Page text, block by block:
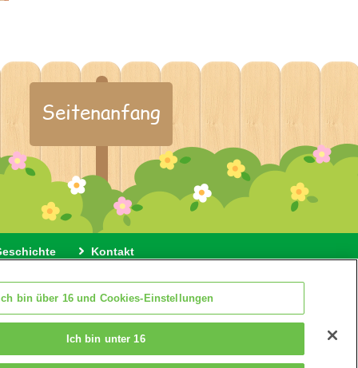
Seitenanfang
Kontakt
bin über 16 und Cookies-Einstellungen
Ich bin unter 16